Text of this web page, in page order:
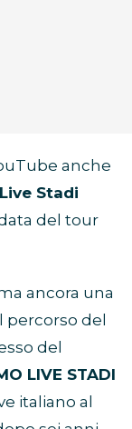
anche
Stadi
del tour
ancora una
percorso del
del
LIVE STADI
italiano al